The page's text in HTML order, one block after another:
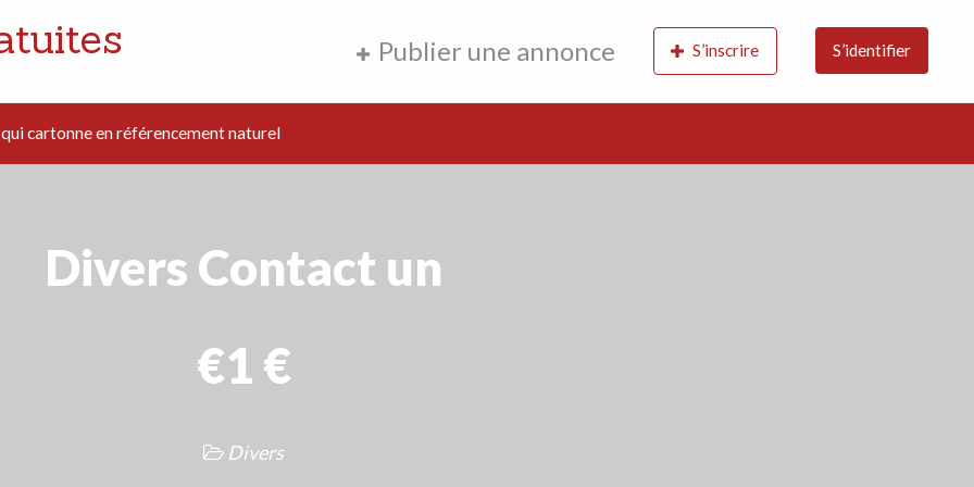
Publier une annonce S’inscrire S’identifier
cartonne en référencement naturel
Divers Contact un
€1 €
Divers